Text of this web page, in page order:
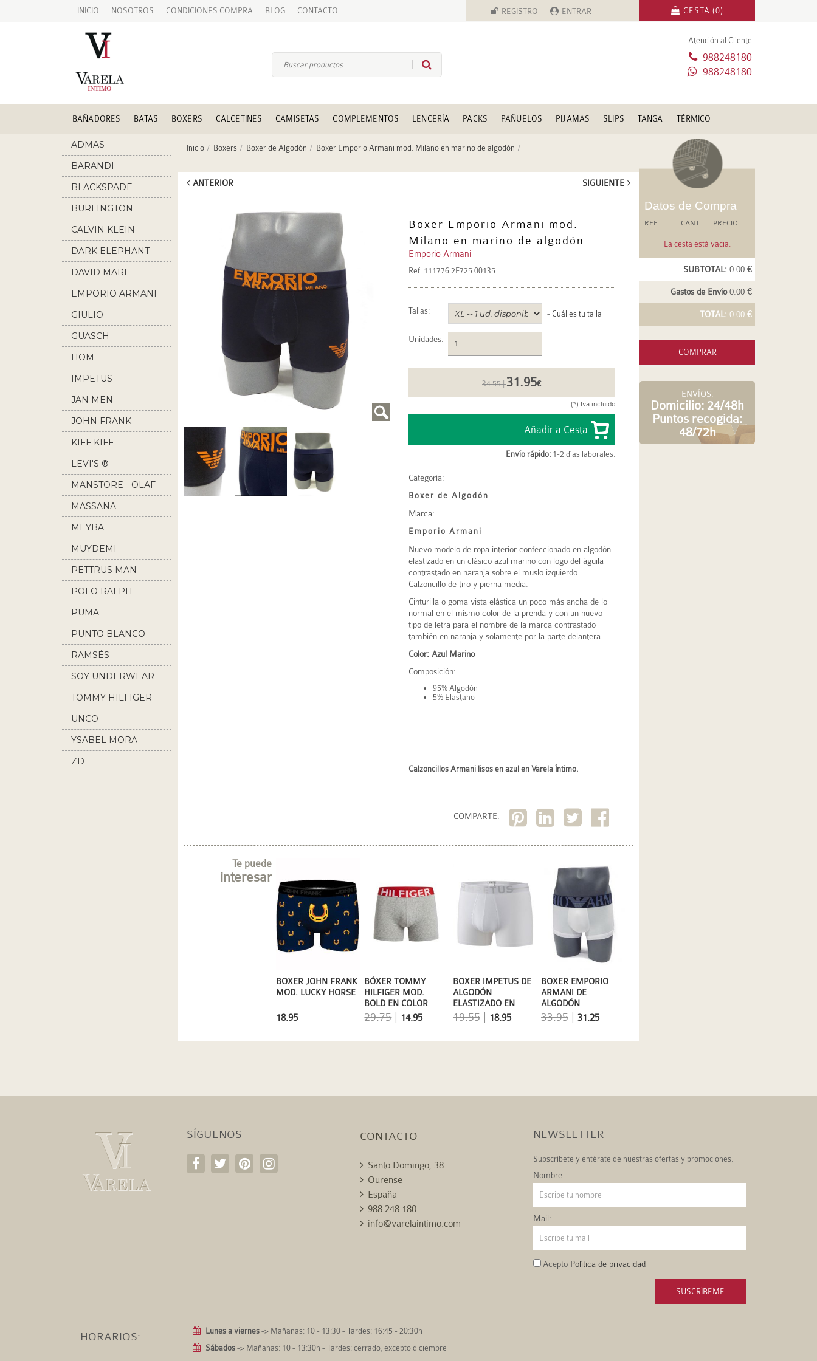
INICIO NOSOTROS CONDICIONES COMPRA BLOG CONTACTO REGISTRO ENTRAR CESTA (0)
Atención al Cliente
988248180
988248180
BAÑADORES BATAS BOXERS CALCETINES CAMISETAS COMPLEMENTOS LENCERÍA PACKS PAÑUELOS PIJAMAS SLIPS TANGA TÉRMICO
ADMAS
BARANDI
BLACKSPADE
BURLINGTON
CALVIN KLEIN
DARK ELEPHANT
DAVID MARE
EMPORIO ARMANI
GIULIO
GUASCH
HOM
IMPETUS
JAN MEN
JOHN FRANK
KIFF KIFF
LEVI'S ®
MANSTORE - OLAF
BENZ
MASSANA
MEYBA
MUYDEMI
PETTRUS MAN
POLO RALPH
LAUREN
PUMA
PUNTO BLANCO
RAMSÉS
SOY UNDERWEAR
TOMMY HILFIGER
UNCO
YSABEL MORA
ZD
Inicio Boxers Boxer de Algodón Boxer Emporio Armani mod. Milano en marino de algodón
ANTERIOR SIGUIENTE
Boxer Emporio Armani mod.
Milano en marino de algodón
Emporio Armani
Ref. 111776 2F725 00135
Tallas: - Cuál es tu talla
Unidades:
34.55 |31.95€
(*) Iva incluido
Envío rápido: 1-2 días laborales.
Categoría:
Boxer de Algodón
Marca:
Emporio Armani
Nuevo modelo de ropa interior confeccionado en algodón
elastizado en un clásico azul marino con logo del águila
contrastado en naranja sobre el muslo izquierdo.
Calzoncillo de tiro y pierna media.
Cinturilla o goma vista elástica un poco más ancha de lo
normal en el mismo color de la prenda y con un nuevo
tipo de letra para el nombre de la marca contrastado
también en naranja y solamente por la parte delantera.
Color: Azul Marino
Composición:
95% Algodón
5% Elastano
Calzoncillos Armani lisos en azul en Varela Íntimo.
COMPARTE:
BOXER EMPORIO
ARMANI DE
ALGODÓN
MEGALOGO EN
BLANCO
33.95| 31.25
BOXER IMPETUS DE
ALGODÓN
ELASTIZADO EN
BLANCO
19.55| 18.95
BÓXER TOMMY
HILFIGER MOD.
BOLD EN COLOR
GRIS JASPEADO
29.75| 14.95
BOXER JOHN FRANK
MOD. LUCKY HORSE
18.95
Te puede
interesar
Datos de Compra
REF. CANT. PRECIO
La cesta está vacia.
SUBTOTAL: 0.00 €
Gastos de Envío0.00 €
TOTAL: 0.00 €
COMPRAR
ENVÍOS:
Domicilio: 24/48h
Puntos recogida:
48/72h
SÍGUENOS CONTACTO
Santo Domingo, 38
Ourense
España
988 248 180
info@varelaintimo.com
NEWSLETTER
Subscríbete y entérate de nuestras ofertas y promociones.
Nombre:
Mail:
Acepto Política de privacidad
SUSCRÍBEME
HORARIOS: Lunes a viernes -> Mañanas: 10 - 13:30 - Tardes: 16:45 - 20:30h
Sábados -> Mañanas: 10 - 13:30h - Tardes: cerrado, excepto diciembre